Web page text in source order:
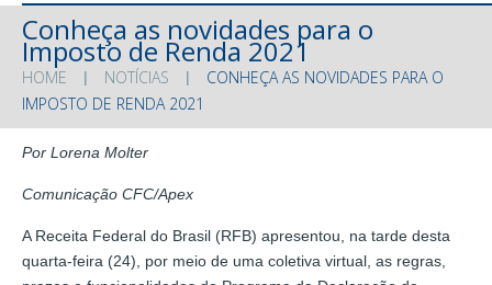
Conheça as novidades para o
Imposto de Renda 2021
HOME NOTÍCIAS
CONHEÇA AS NOVIDADES PARA O
IMPOSTO DE RENDA 2021
Por Lorena Molter
Comunicação CFC/Apex
A Receita Federal do Brasil (RFB) apresentou, na tarde desta
quarta-feira (24), por meio de uma coletiva virtual, as regras,